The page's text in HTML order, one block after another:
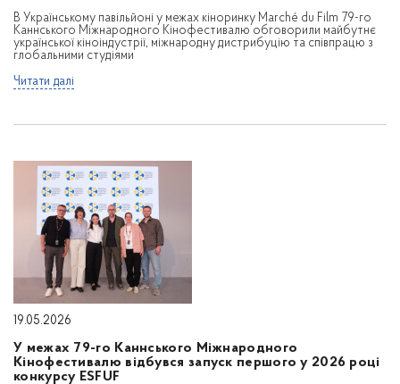
В Українському павільйоні у межах кіноринку Marché du Film 79-го
Каннського Міжнародного Кінофестивалю обговорили майбутнє
української кіноіндустрії, міжнародну дистрибуцію та співпрацю з
глобальними студіями
Читати далі
19.05.2026
У межах 79-го Каннського Міжнародного
Кінофестивалю відбувся запуск першого у 2026 році
конкурсу ESFUF